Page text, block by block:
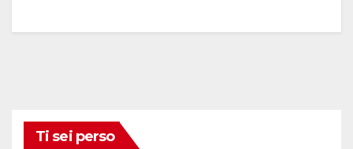
Ti sei perso